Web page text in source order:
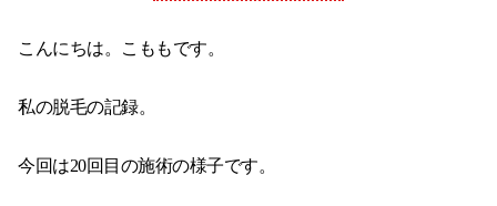
こんにちは。こももです。
私の脱毛の記録。
今回は20回目の施術の様子です。